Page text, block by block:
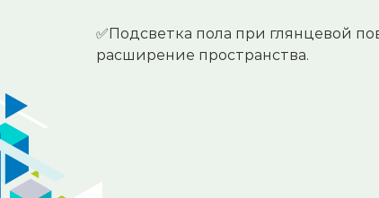
✅Подсветка пола при глянцевой
расширение пространства.